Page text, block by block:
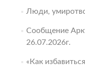
Люди,
Сообщение
26.07.2026г.
«Как